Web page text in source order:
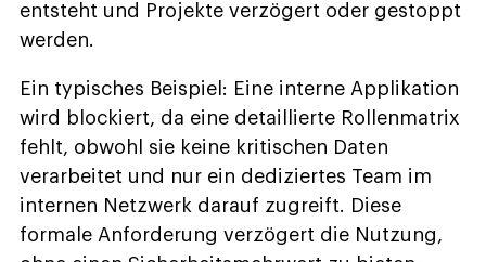
entsteht und Projekte verzögert oder gestoppt
werden.
Ein typisches Beispiel: Eine interne Applikation
wird blockiert, da eine detaillierte Rollenmatrix
fehlt, obwohl sie keine kritischen Daten
verarbeitet und nur ein dediziertes Team im
internen Netzwerk darauf zugreift. Diese
formale Anforderung verzögert die Nutzung,